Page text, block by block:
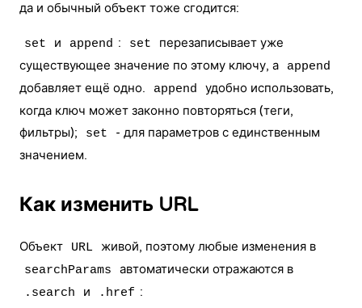
да и обычный объект тоже сгодится:
set и append : set
перезаписывает уже
существующее значение по этому ключу, а
append
добавляет ещё одно. append
удобно использовать,
когда ключ может законно повторяться (теги,
фильтры);
set
- для параметров с единственным
значением.
Как изменить URL
Объект URL живой, поэтому любые изменения в
searchParams автоматически отражаются в
.search и .href :